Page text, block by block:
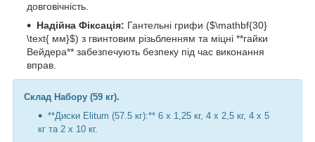
довговічність.
Надійна Фіксація: Гантельні грифи ($\mathbf{30}
\text{ мм}$) з гвинтовим різьбленням та міцні **гайки
Вейдера** забезпечують безпеку під час виконання
вправ.
Склад Набору (59 кг).
**Диски Elitum (57.5 кг):** 6 х 1,25 кг, 4 х 2,5 кг, 4 х 5
кг та 2 х 10 кг.